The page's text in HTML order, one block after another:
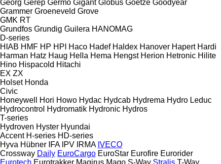
Georg Gerep Germo Gigant Globus Goetze Goodyear
Grammer Groeneveld Grove
GMK RT
Grundfos Grundig Guilera HANOMAG
D-series
HIAB HMF HP HPI Haco Hadef Haldex Hanover Hapert Hardi
Harman Hatz Haug Hella Hema Hengst Herion Hetronic Hilite
Hino Hispacold Hitachi
EX ZX
Holset Honda
Civic
Honeywell
Hori Howo Hydac Hydcab Hydrema Hydro Leduc
Hydrocontrol Hydromatik Hydronic Hydros
T-series
Hydroven Hyster Hyundai
Accent H-series HD-series
Hyva Hübner IFA IPV IRMA IVECO
Crossway Daily EuroCargo EuroStar Eurofire Eurorider
Eurotech Eurotrakker Magirus Mago S-Way Stralis T-Way